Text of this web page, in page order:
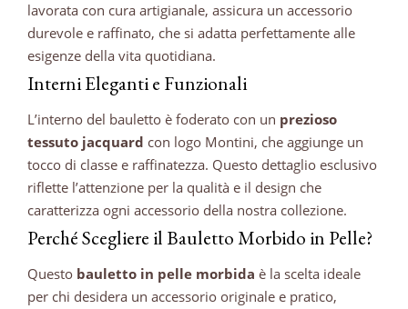
lavorata con cura artigianale, assicura un accessorio
durevole e raffinato, che si adatta perfettamente alle
esigenze della vita quotidiana.
Interni Eleganti e Funzionali
L’interno del bauletto è foderato con un prezioso
tessuto jacquard con logo Montini, che aggiunge un
tocco di classe e raffinatezza. Questo dettaglio esclusivo
riflette l’attenzione per la qualità e il design che
caratterizza ogni accessorio della nostra collezione.
Perché Scegliere il Bauletto Morbido in Pelle?
Questo bauletto in pelle morbida è la scelta ideale
per chi desidera un accessorio originale e pratico,